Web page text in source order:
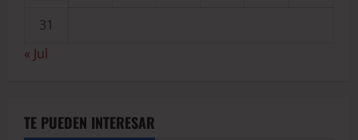
31
« Jul
TE PUEDEN INTERESAR